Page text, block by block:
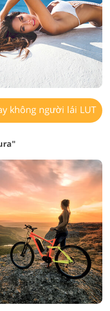
không người lái LUT